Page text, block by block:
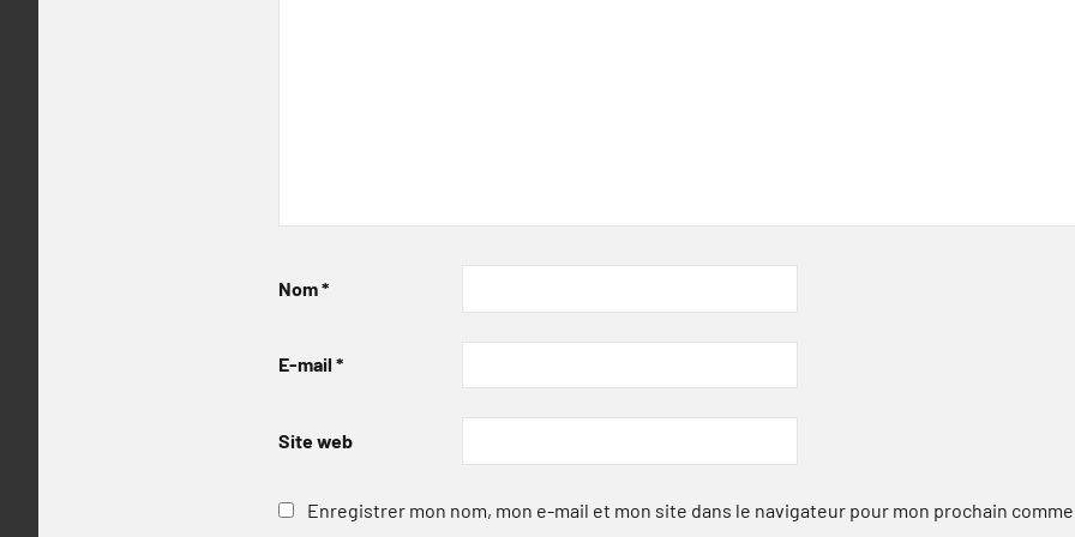
Nom*
E-mail *
Site web
Enregistrer mon nom, mon e-mail et mon site dans le navigateur pour mon prochain